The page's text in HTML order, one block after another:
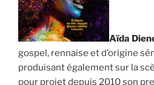
Kellner »
Aïda
gospel, rennaise et d’origine
produisant également sur la
pour projet depuis 2010 son